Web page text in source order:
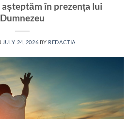
așteptăm în prezența lui
Dumnezeu
JULY 24, 2026 BY REDACTIA